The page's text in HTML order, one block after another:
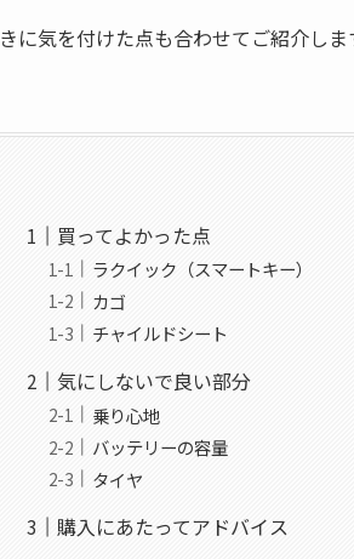
に気を付けた点も合わせてご紹介しま
買ってよかった点
ラクイック（スマートキー）
カゴ
チャイルドシート
気にしないで良い部分
乗り心地
バッテリーの容量
タイヤ
購入にあたってアドバイス